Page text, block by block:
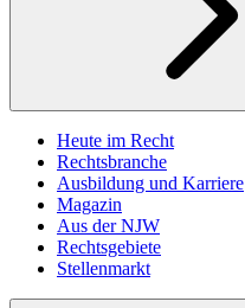
Heute im Recht
Rechtsbranche
Ausbildung und Karriere
Magazin
Aus der NJW
Rechtsgebiete
Stellenmarkt